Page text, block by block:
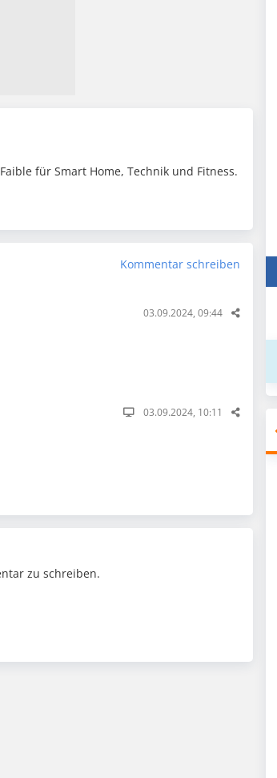
für Smart Home, Technik und Fitness.
Kommentar schreiben
03.09.2024, 09:44
03.09.2024, 10:11
zu schreiben.